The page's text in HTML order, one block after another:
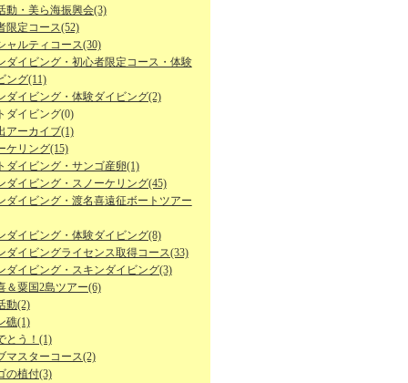
動・美ら海振興会(3)
限定コース(52)
ャルティコース(30)
ダイビング・初心者限定コース・体験
ング(11)
ダイビング・体験ダイビング(2)
ダイビング(0)
アーカイブ(1)
ケリング(15)
ダイビング・サンゴ産卵(1)
ダイビング・スノーケリング(45)
ダイビング・渡名喜遠征ボートツアー
ダイビング・体験ダイビング(8)
ダイビングライセンス取得コース(33)
ダイビング・スキンダイビング(3)
＆粟国2島ツアー(6)
動(2)
礁(1)
とう！(1)
マスターコース(2)
の植付(3)